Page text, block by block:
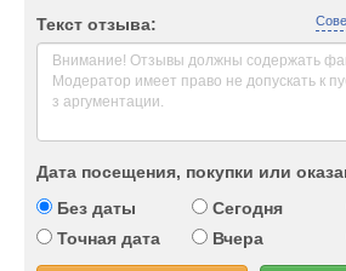
Текст отзыва:
Дата посещения, покупки или
Без даты
Сегодня
Точная дата
Вчера